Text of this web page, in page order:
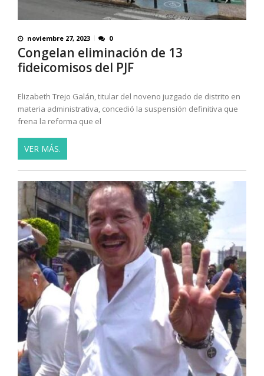
noviembre 27, 2023 0
Congelan eliminación de 13
fideicomisos del PJF
Elizabeth Trejo Galán, titular del noveno juzgado de distrito en
materia administrativa, concedió la suspensión definitiva que
frena la reforma que el
VER MÁS.